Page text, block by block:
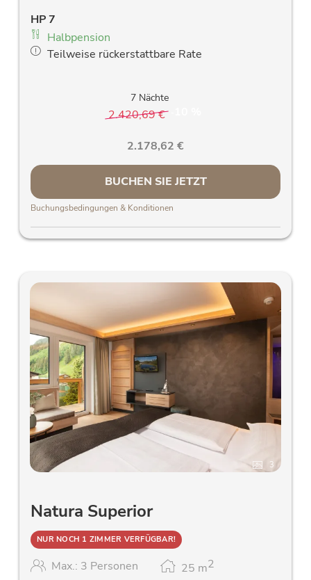
Zimmersafe
Telefon
Allergiker Bettwäsche
Allergiefreundliche Holzparkettböden und
Verdunkelungsvorhänge
HP 7
Halbpension
Teilweise rückerstattbare Rate
7 Nächte
2.420,69 €
2.178,62 €
BUCHEN SIE JETZT
Buchungsbedingungen & Konditionen
3
Natura Superior
NUR NOCH 1 ZIMMER VERFÜGBAR!
Max.: 3 Personen 25 m2